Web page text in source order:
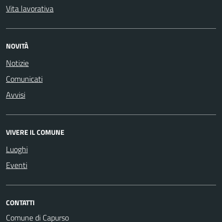
Vita lavorativa
NOVITÀ
Notizie
Comunicati
Avvisi
VIVERE IL COMUNE
Luoghi
Eventi
CONTATTI
Comune di Capurso